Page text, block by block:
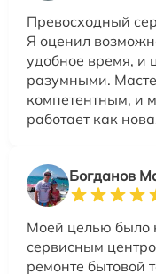
Превосходный
Я оценил
удобное время, и
разумными.
компетентным, и
работает как
Богданов
Моей целью было
сервисным
ремонте бытовой